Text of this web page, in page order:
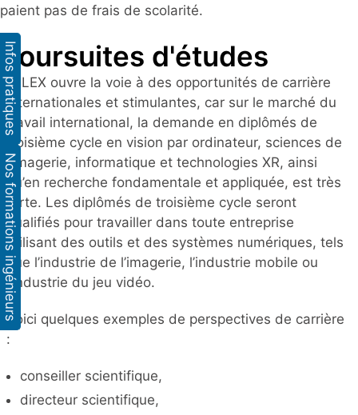
paient pas de frais de scolarité.
Poursuites d'études
IMLEX ouvre la voie à des opportunités de carrière
internationales et stimulantes, car sur le marché du
travail international, la demande en diplômés de
troisième cycle en vision par ordinateur, sciences de
l’imagerie, informatique et technologies XR, ainsi
qu’en recherche fondamentale et appliquée, est très
forte. Les diplômés de troisième cycle seront
qualifiés pour travailler dans toute entreprise
utilisant des outils et des systèmes numériques, tels
que l’industrie de l’imagerie, l’industrie mobile ou
l’industrie du jeu vidéo.
Voici quelques exemples de perspectives de carrière
:
conseiller scientifique,
directeur scientifique,
Infos pratiques
Nos formations ingénieurs